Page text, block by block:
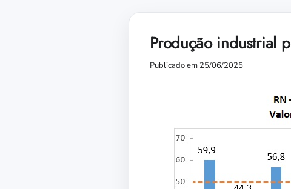
Produção industrial
Publicado em 25/06/2025